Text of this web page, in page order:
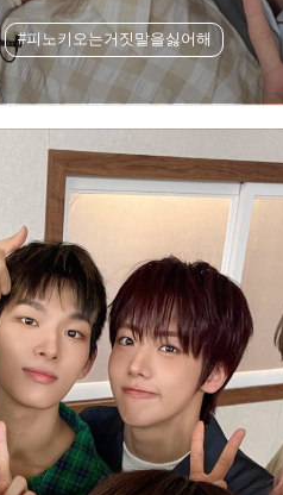
#피노키오는거짓말을싫어해